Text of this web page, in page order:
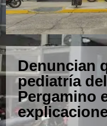
Denuncian
pediatría
Pergamino